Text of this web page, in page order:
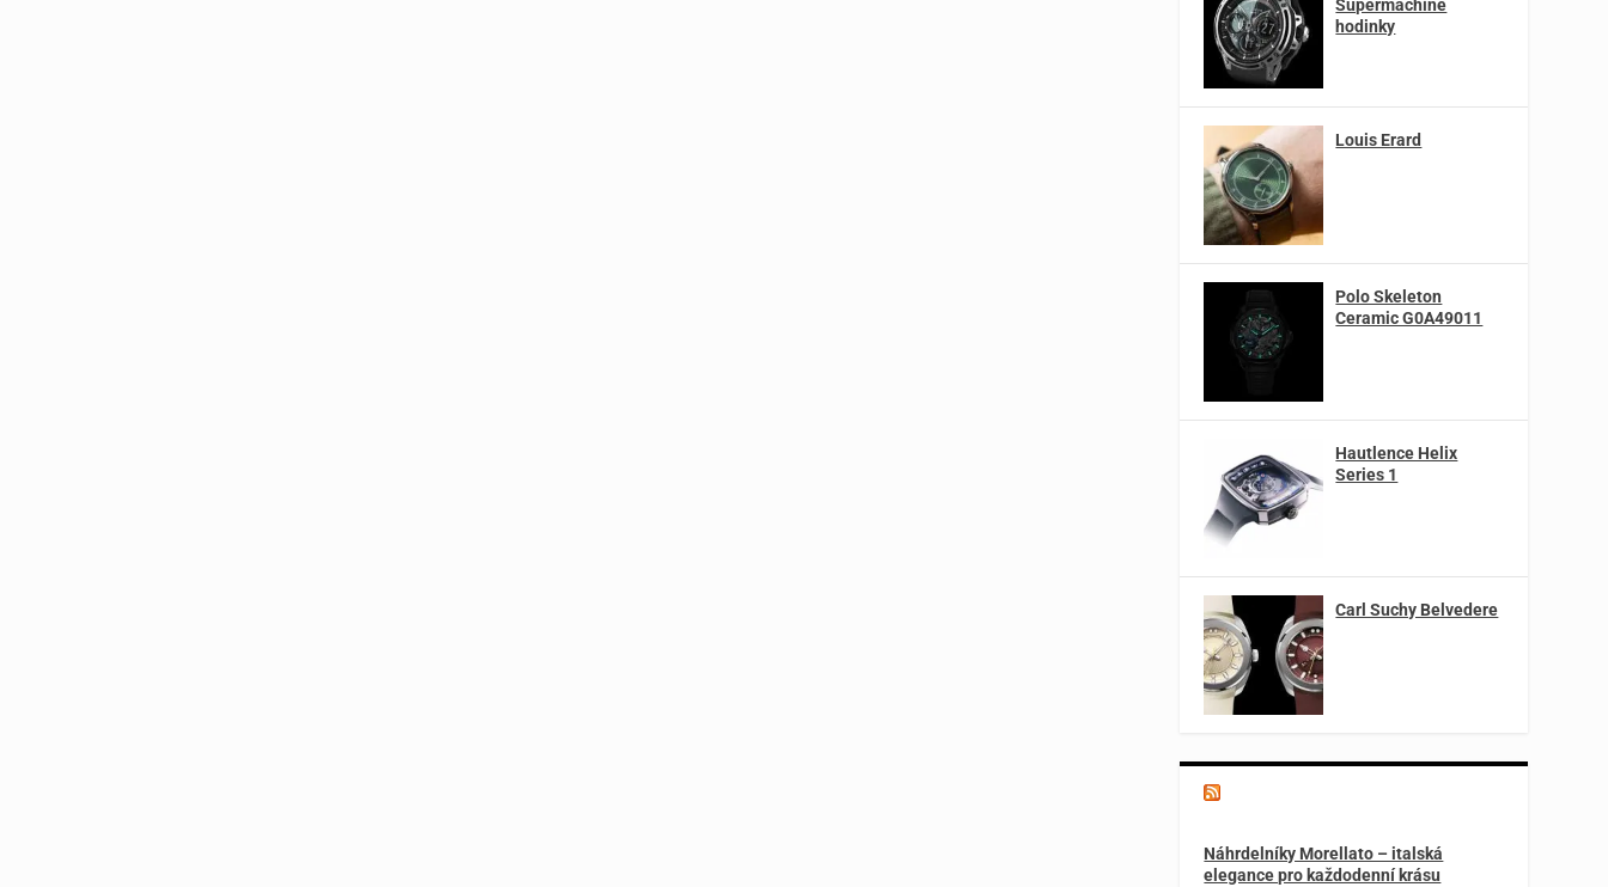
Supermachine
hodinky
Louis Erard
Polo Skeleton
Ceramic G0A49011
Hautlence Helix
Series 1
Carl Suchy Belvedere
Náhrdelníky Morellato – italská
elegance pro každodenní krásu